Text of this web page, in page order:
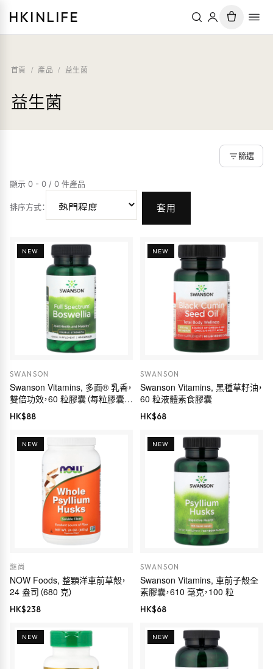
HKINLIFE
首頁 / 產品 / 益生菌
益生菌
篩選
顯示 0 - 0 / 0 件產品
排序方式： 套用
NEW
SWANSON
Swanson Vitamins, 多面® 乳香，
雙倍功效，60 粒膠囊（每粒膠囊
800 毫克）
HK$88
NEW
SWANSON
Swanson Vitamins, 黑種草籽油，
60 粒液體素食膠囊
HK$68
NEW
謎尚
NOW Foods, 整顆洋車前草殼，
24 盎司（680 克）
HK$238
NEW
SWANSON
Swanson Vitamins, 車前子殼全
素膠囊，610 毫克，100 粒
HK$68
NEW NEW